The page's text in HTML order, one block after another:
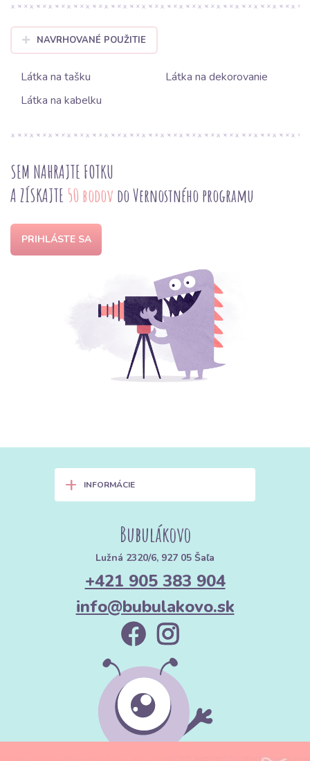
NAVRHOVANÉ POUŽITIE
Látka na tašku
Látka na dekorovanie
Látka na kabelku
SEM NAHRAJTE FOTKU
A ZÍSKAJTE 50 bodov do Vernostného programu
PRIHLÁSTE SA
+ INFORMÁCIE
Bubulákovo
Lužná 2320/6, 927 05 Šaľa
+421 905 383 904
info@bubulakovo.sk